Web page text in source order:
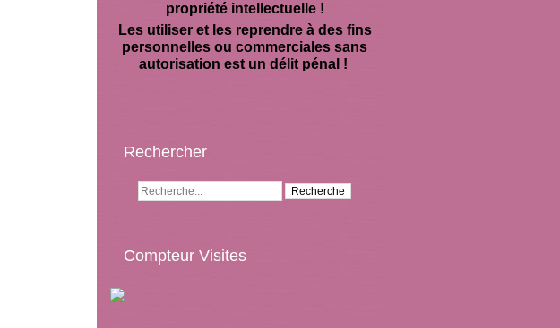
propriété intellectuelle !
Les utiliser et les reprendre à des fins
personnelles ou commerciales sans
autorisation est un délit pénal !
Rechercher
Compteur Visites